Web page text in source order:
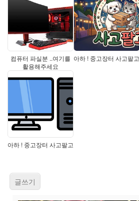
컴퓨터 파실분 ..여기를
활용해주세요
아하 ! 중고장터 사고팔고
아하 ! 중고장터 사고팔고
글쓰기